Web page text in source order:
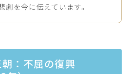
を今に伝えています。
：不屈の復興